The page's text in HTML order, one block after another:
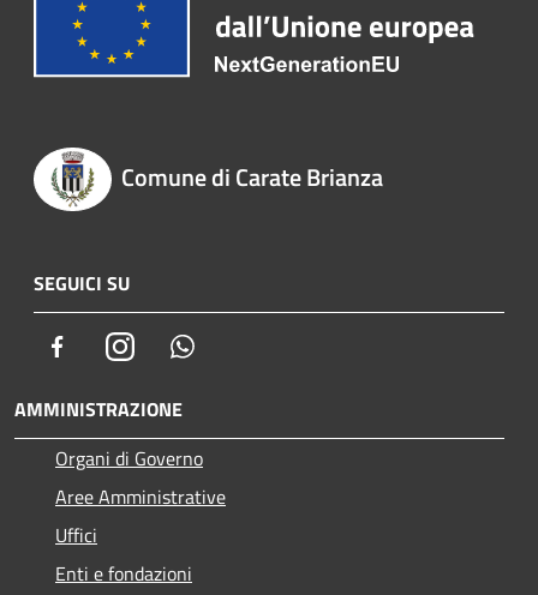
Comune di Carate Brianza
SEGUICI SU
FacebookInstagram
AMMINISTRAZIONE
Organi di Governo
Aree Amministrative
Uffici
Enti e fondazioni